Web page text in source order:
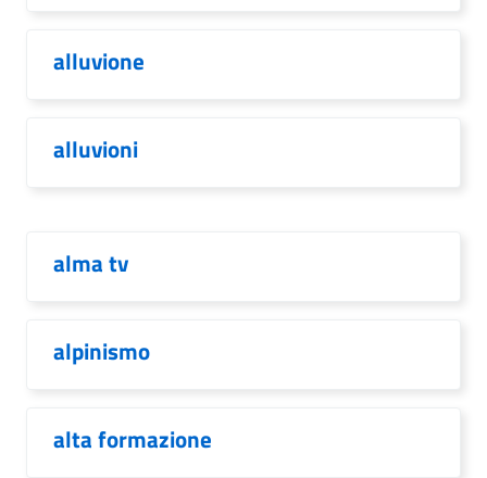
alluvione
alluvioni
alma tv
alpinismo
alta formazione